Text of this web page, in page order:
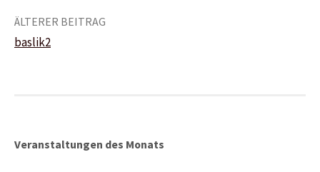
Beitrags-
ÄLTERER BEITRAG
baslik2
Veranstaltungen des Monats